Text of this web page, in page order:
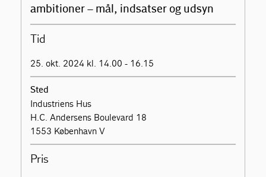
ambitioner – mål, indsatser og udsyn
Tid
25. okt. 2024 kl. 14.00 - 16.15
Sted
Industriens Hus
H.C. Andersens Boulevard 18
1553 København V
Pris